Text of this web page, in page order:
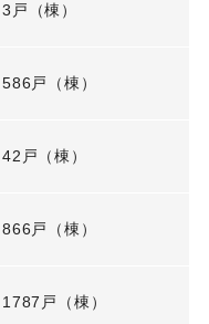
3戸（棟）
586戸（棟）
42戸（棟）
866戸（棟）
1787戸（棟）